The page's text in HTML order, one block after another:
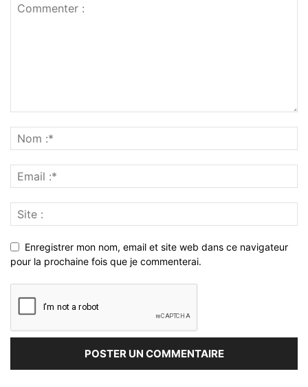
Enregistrer mon nom, email et site web dans ce navigateur
pour la prochaine fois que je commenterai.